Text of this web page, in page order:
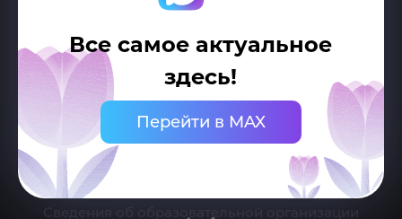
Все самое актуальное
здесь!
Перейти в MAX
Делитесь новостями об университете с хештегом #ЮГУ